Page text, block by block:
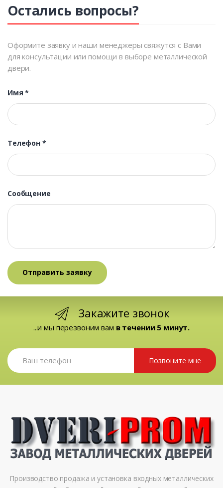
Остались вопросы?
Оформите заявку и наши менеджеры свяжутся с Вами
для консультации или помощи в выборе металлической
двери.
Имя*
Телефон *
Сообщение
Закажите звонок
...и мы перезвоним вам в течении 5 минут.
Позвоните мне
Производство продажа и установка входных металлических